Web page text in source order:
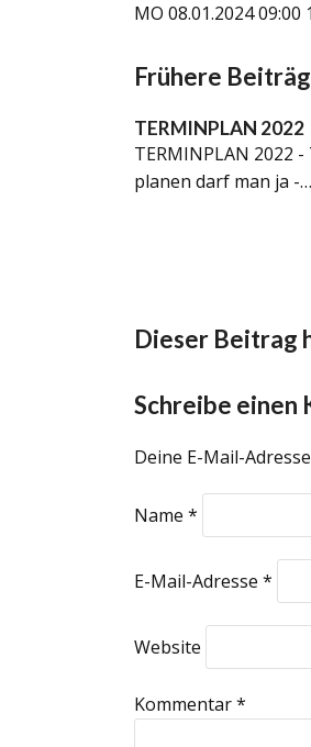
MO 08.01.2024
Frühere
TERMINPLAN 2022
TERMINPLAN 2022 -
planen darf man ja -…
Dieser Beitrag
Schreibe einen
Deine E-Mail-
Name *
E-Mail-Adresse *
Website
Kommentar*